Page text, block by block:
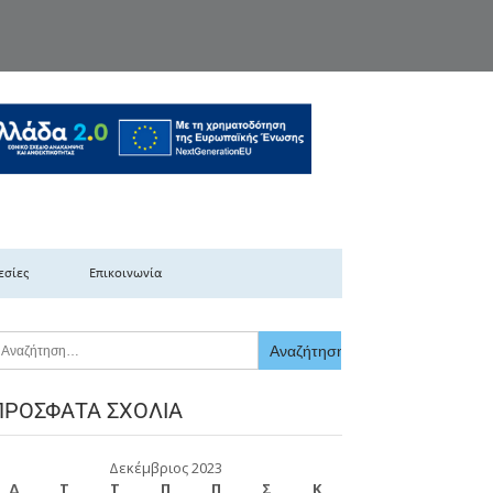
Ελλάδας
Επικοινωνία
ΣΧΌΛΙΑ
Δεκέμβριος 2023
Δ
Τ Τ Π Π Σ Κ